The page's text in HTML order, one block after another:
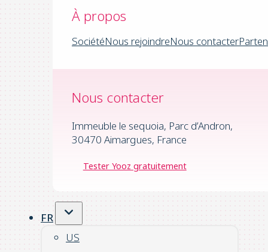
À propos
SociétéNous rejoindreNous contacter
Nous contacter
Immeuble le sequoia, Parc d’Andron,
30470 Aimargues, France
Tester Yooz gratuitement
FR
US